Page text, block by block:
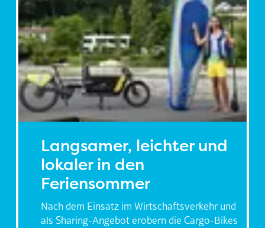
Langsamer, leichter und
lokaler in den
Feriensommer
Nach dem Einsatz im Wirtschaftsverkehr und
als Sharing-Angebot erobern die Cargo-Bikes